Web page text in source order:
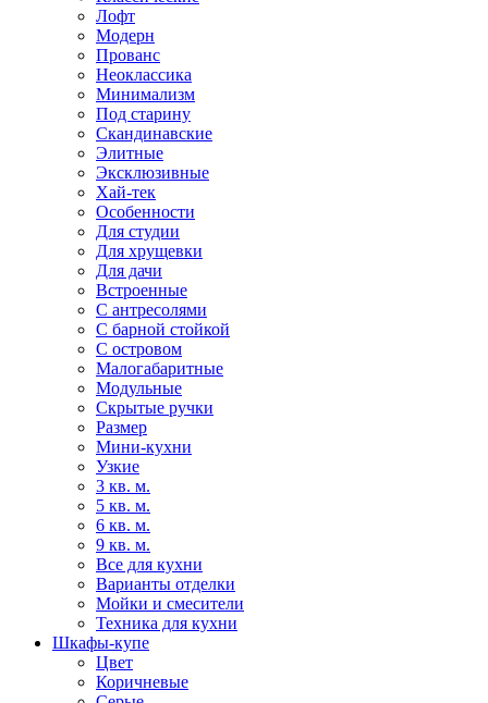
Лофт
Модерн
Прованс
Неоклассика
Минимализм
Под старину
Скандинавские
Элитные
Эксклюзивные
Хай-тек
Особенности
Для студии
Для хрущевки
Для дачи
Встроенные
С антресолями
С барной стойкой
С островом
Малогабаритные
Модульные
Скрытые ручки
Размер
Мини-кухни
Узкие
3 кв. м.
5 кв. м.
6 кв. м.
9 кв. м.
Все для кухни
Варианты отделки
Мойки и смесители
Техника для кухни
Шкафы-купе
Цвет
Коричневые